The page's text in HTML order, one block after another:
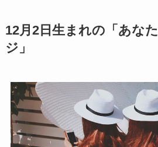
12月2日生まれの「あな
ジ」